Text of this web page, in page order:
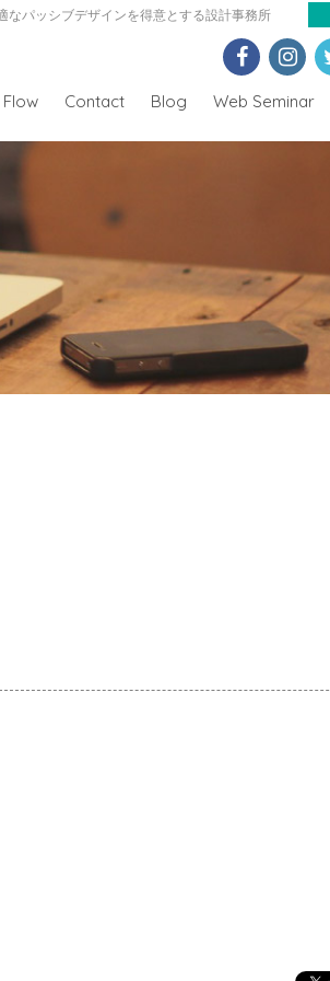
なパッシブデザインを得意とする設計事務所
Flow Contact Blog Web Seminar